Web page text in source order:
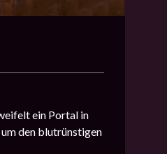
ein Portal in
den blutrünstigen